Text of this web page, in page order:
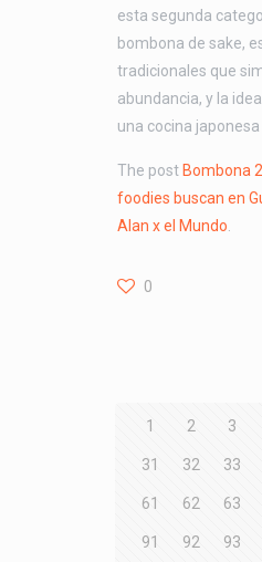
esta segunda
bombona de sake,
tradicionales que
abundancia, y la
una cocina japonesa
The post Bombona
foodies buscan en
Alan x el Mundo
0
1 2 3
31 32 33
61 62 63
91 92 93